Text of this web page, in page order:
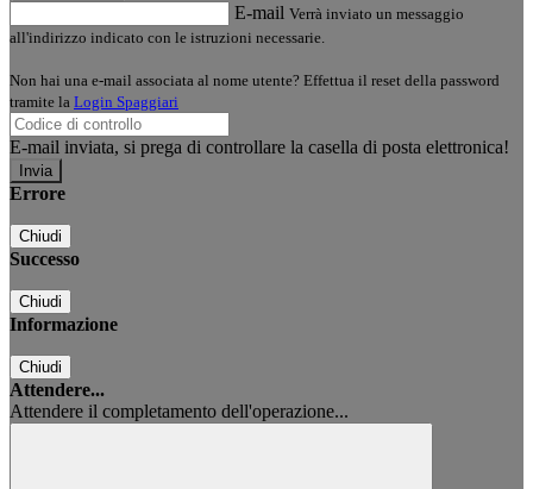
E-mail Verrà inviato un messaggio
all'indirizzo indicato con le istruzioni necessarie.
Non hai una e-mail associata al nome utente? Effettua il reset della password
tramite la Login Spaggiari
E-mail inviata, si prega di controllare la casella di posta elettronica!
Errore
Chiudi
Successo
Chiudi
Informazione
Chiudi
Attendere...
Attendere il completamento dell'operazione...